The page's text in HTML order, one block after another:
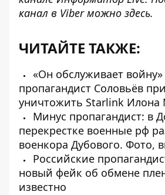
канал в Viber можно здесь.
ЧИТАЙТЕ ТАКЖЕ:
«Он обслуживает
пропагандист Соловьёв
уничтожить Starlink Илона
Минус пропагандист: в
перекрестке военные рф
военкора Дубового. Фото,
Российские
новый фейк об обмене
известно